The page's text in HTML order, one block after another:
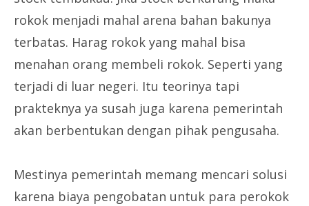
rokok menjadi mahal arena bahan bakunya
terbatas. Harag rokok yang mahal bisa
menahan orang membeli rokok. Seperti yang
terjadi di luar negeri. Itu teorinya tapi
prakteknya ya susah juga karena pemerintah
akan berbentukan dengan pihak pengusaha.
Mestinya pemerintah memang mencari solusi
karena biaya pengobatan untuk para perokok